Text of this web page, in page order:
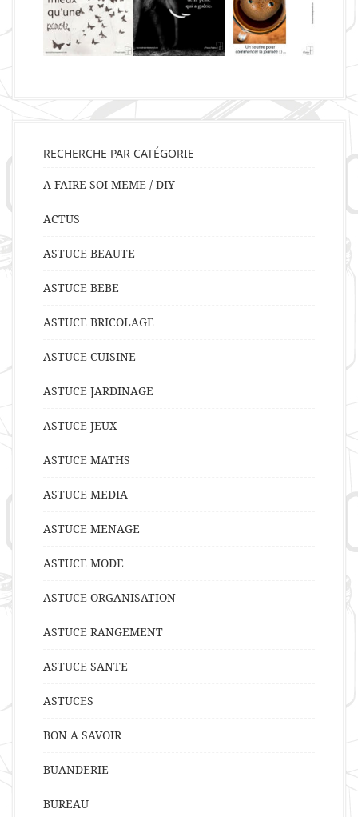
RECHERCHE PAR CATÉGORIE
A FAIRE SOI MEME / DIY
ACTUS
ASTUCE BEAUTE
ASTUCE BEBE
ASTUCE BRICOLAGE
ASTUCE CUISINE
ASTUCE JARDINAGE
ASTUCE JEUX
ASTUCE MATHS
ASTUCE MEDIA
ASTUCE MENAGE
ASTUCE MODE
ASTUCE ORGANISATION
ASTUCE RANGEMENT
ASTUCE SANTE
ASTUCES
BON A SAVOIR
BUANDERIE
BUREAU